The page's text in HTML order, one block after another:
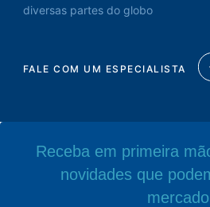
diversas partes do globo
FALE COM UM ESPECIALISTA
Receba em primeira
novidades que
mercado